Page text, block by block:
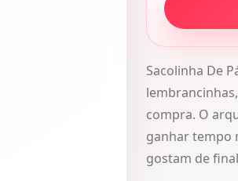
Sacolinha De
compra. O
ganhar tempo
gostam de